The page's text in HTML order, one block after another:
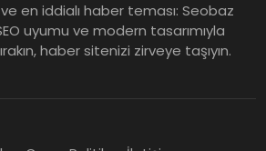
en iddialı haber teması: Seobaz
uyumu ve modern tasarımıyla
haber sitenizi zirveye taşıyın.